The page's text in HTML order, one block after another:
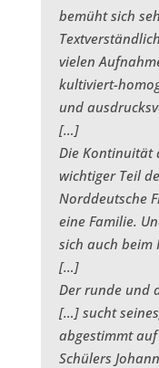
bemüht sich
vielen
kultiviert-
und
[…]
Die Kontinuität
wichtiger Teil
Norddeutsche
eine Familie.
sich auch beim
[…]
Der runde und
[…] sucht
abgestimmt
Schülers